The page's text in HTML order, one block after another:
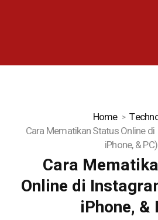
Home
Cara Mematikan Status Online
iPhone, & PC)
Cara
Online di
iPhone, &